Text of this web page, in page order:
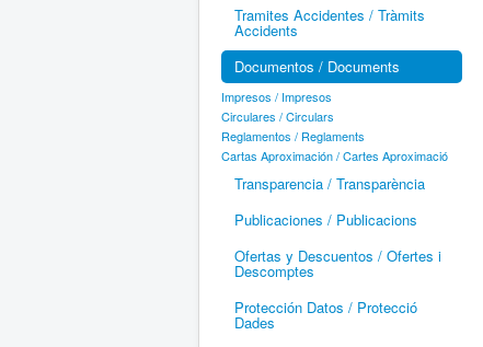
Tramites Accidentes / Tràmits
Accidents
Documentos / Documents
Impresos / Impresos
Circulares / Circulars
Reglamentos / Reglaments
Cartas Aproximación / Cartes Aproximació
Transparencia / Transparència
Publicaciones / Publicacions
Ofertas y Descuentos / Ofertes i
Descomptes
Protección Datos / Protecció
Dades